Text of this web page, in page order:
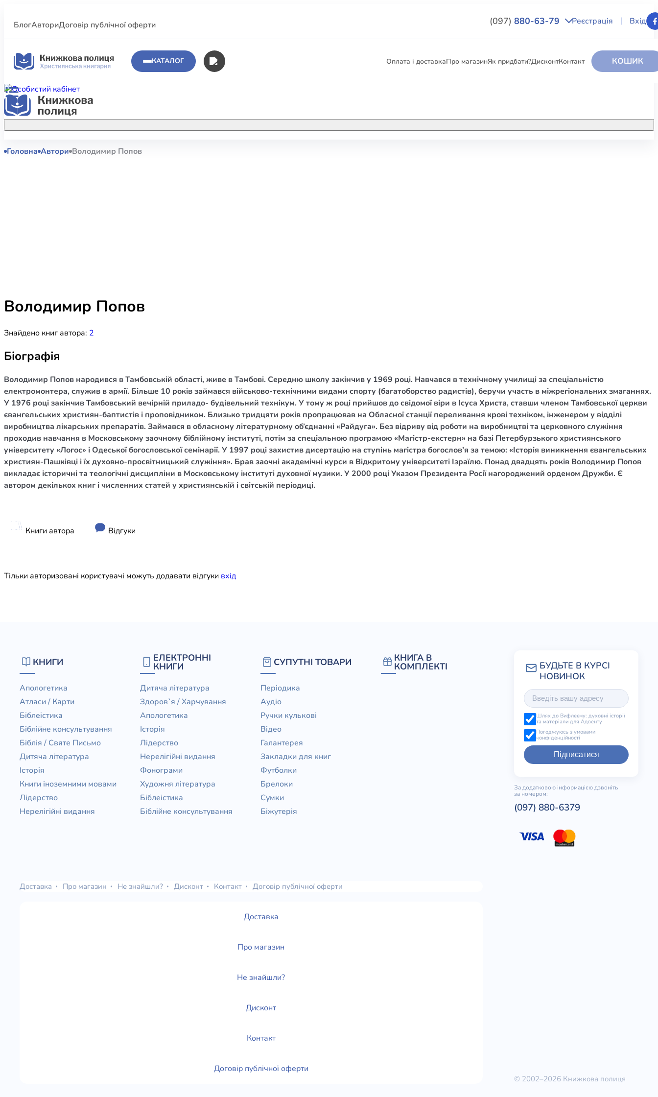
БлогАвториДоговір публічної оферти (097) 880-63-79 Реєстрація Вхід
КАТАЛОГ Оплата і доставкаПро магазинЯк придбати?ДисконтКонтакт КОШИК
Акційні пропозиції
КНИГИ
Богослів`я
Шлюб і сім`я
Здоров`я / Харчування
Юдаїзм
Огляд релігій
Художня література
ЕЛЕКТРОННІ КНИГИ
Головна Автори Володимир Попов
Володимир Попов
Знайдено книг автора: 2
Біографія
Володимир Попов народився в Тамбовській області, живе в Тамбові. Середню школу закінчив у 1969 році. Навчався в технічному училищі за спеціальністю
електромонтера, служив в армії. Більше 10 років займався військово-технічними видами спорту (багатоборство радистів), беручи участь в міжрегіональних змаганнях.
У 1976 році закінчив Тамбовський вечірній приладо- будівельний технікум. У тому ж році прийшов до свідомої віри в Ісуса Христа, ставши членом Тамбовської церкви
євангельських християн-баптистів і проповідником. Близько тридцяти років пропрацював на Обласної станції переливання крові техніком, інженером у відділі
виробництва лікарських препаратів. Займався в обласному літературному об’єднанні «Райдуга». Без відриву від роботи на виробництві та церковного служіння
проходив навчання в Московському заочному біблійному інституті, потім за спеціальною програмою «Магістр-екстерн» на базі Петербурзького християнського
університету «Логос» і Одеської богословської семінарії. У 1997 році захистив дисертацію на ступінь магістра богослов’я за темою: «Історія виникнення євангельських
християн-Пашківці і їх духовно-просвітницький служіння». Брав заочні академічні курси в Відкритому університеті Ізраїлю. Понад двадцять років Володимир Попов
викладає історичні та теологічні дисципліни в Московському інституті духовної музики. У 2000 році Указом Президента Росії нагороджений орденом Дружби. Є
автором декількох книг і численних статей у християнській і світській періодиці.
Книги автора Відгуки
Тільки авторизовані користувачі можуть додавати відгуки вхiд
КНИГИ
Апологетика
Атласи / Карти
Біблеістика
Біблійне консультування
Біблія / Святе Письмо
Дитяча література
Історія
Книги іноземними мовами
Лідерство
Нерелігійні видання
ЕЛЕКТРОННІ
КНИГИ
Дитяча література
Здоров`я / Харчування
Апологетика
Історія
Лідерство
Нерелігійні видання
Фонограми
Художня література
Біблеістика
Біблійне консультування
СУПУТНІ ТОВАРИ
Періодика
Аудіо
Ручки кулькові
Відео
Галантерея
Закладки для книг
Футболки
Брелоки
Сумки
Біжутерія
КНИГА В
КОМПЛЕКТІ
Шлях до Вифлеєму: духовні історії
та матеріали для Адвенту
Погоджуюсь з умовами
конфіденційності
Підписатися
За додатковою інформацією дзвоніть
за номером:
(097) 880-6379
Доставка Про магазин Не знайшли? Дисконт Контакт Договір публічної оферти
Доставка
Про магазин
Не знайшли?
Дисконт
Контакт
Договір публічної оферти
© 2002–2026 Книжкова полиця